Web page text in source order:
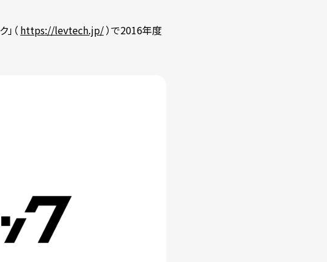
（ https://levtech.jp/）で2016年度